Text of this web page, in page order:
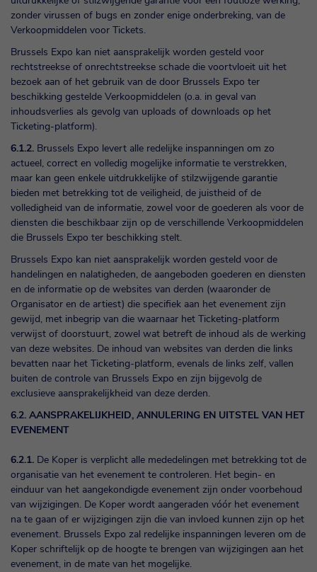
zonder virussen of bugs en zonder enige onderbreking, van de
Verkoopmiddelen voor Tickets.
Brussels Expo kan niet aansprakelijk worden gesteld voor
rechtstreekse of onrechtstreekse schade die voortvloeit uit het
bezoek aan of het gebruik van de door Brussels Expo ter
beschikking gestelde Verkoopmiddelen (o.a. in geval van
inhoudsverlies als gevolg van uploads of downloads op het
Ticketing-platform).
6.1.2. Brussels Expo levert alle redelijke inspanningen om zo
actueel, correct en volledig mogelijke informatie te verstrekken,
maar kan geen enkele uitdrukkelijke of stilzwijgende garantie
bieden met betrekking tot de veiligheid, de juistheid of de
volledigheid van de informatie, zowel voor de goederen als voor de
diensten die beschikbaar zijn op de verschillende Verkoopmiddelen
die Brussels Expo ter beschikking stelt.
Brussels Expo kan niet aansprakelijk worden gesteld voor de
handelingen en nalatigheden, de aangeboden goederen en diensten
en de informatie op de websites van derden (waaronder de
Organisator en de artiest) die specifiek aan het evenement zijn
gewijd, met inbegrip van die waarnaar het Ticketing-platform
verwijst of doorstuurt, zowel wat betreft de inhoud als de werking
van deze websites. De inhoud van websites van derden die links
bevatten naar het Ticketing-platform, evenals de links zelf, vallen
buiten de controle van Brussels Expo en zijn bijgevolg de
exclusieve aansprakelijkheid van deze derden.
6.2. AANSPRAKELIJKHEID, ANNULERING EN UITSTEL VAN HET
EVENEMENT
6.2.1. De Koper is verplicht alle mededelingen met betrekking tot de
organisatie van het evenement te controleren. Het begin- en
einduur van het aangekondigde evenement zijn onder voorbehoud
van wijzigingen. De Koper wordt aangeraden vóór het evenement
na te gaan of er wijzigingen zijn die van invloed kunnen zijn op het
evenement. Brussels Expo zal redelijke inspanningen leveren om de
Koper schriftelijk op de hoogte te brengen van wijzigingen aan het
evenement, in de mate van het mogelijke.